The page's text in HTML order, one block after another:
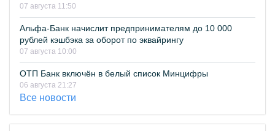
07 августа 11:50
Альфа-Банк начислит предпринимателям до 10 000
рублей кэшбэка за оборот по эквайрингу
07 августа 10:00
ОТП Банк включён в белый список Минцифры
06 августа 21:27
Все новости